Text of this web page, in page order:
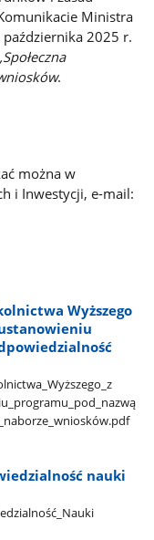
Ministra
2025 r.
.
można w
i Inwestycji, e-mail:
Wyższego
nauki